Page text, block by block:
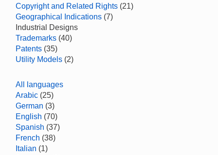
Copyright and Related Rights (21)
Geographical Indications (7)
Industrial Designs
Trademarks (40)
Patents (35)
Utility Models (2)
All languages
Arabic (25)
German (3)
English (70)
Spanish (37)
French (38)
Italian (1)